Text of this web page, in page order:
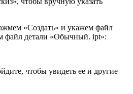
«Создать» и укажем файл
файл детали «Обычный. ipt»:
чтобы увидеть ее и другие